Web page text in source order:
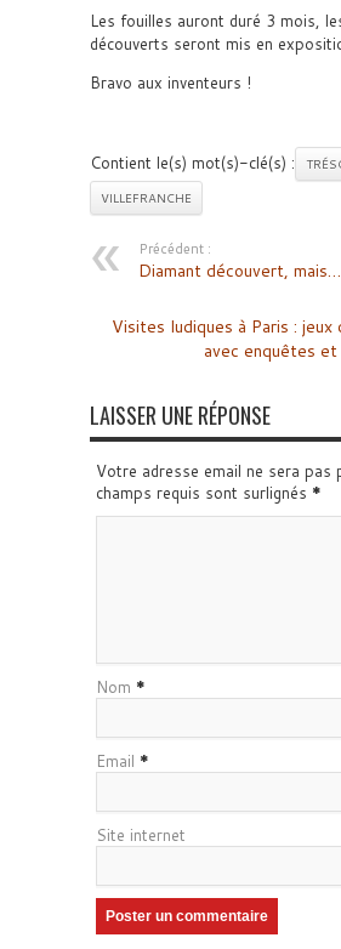
Les fouilles auront duré 3 mois,
découverts seront mis en
Bravo aux inventeurs !
Contient le(s) mot(s)-clé(s) :
VILLEFRANCHE
Précédent :
Diamant découvert, mais…
Visites ludiques à Paris : jeux
avec enquêtes et
LAISSER UNE RÉPONSE
Votre adresse email ne sera pas
champs requis sont surlignés *
Nom *
Email *
Site internet